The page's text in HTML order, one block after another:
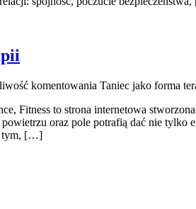
komentowania Taniec jako forma
Fitness to strona internetowa
oraz pole potrafią dać nie tylko
tym, […]